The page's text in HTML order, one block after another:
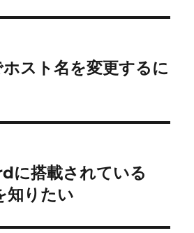
スト名を変更するに
搭載されている
知りたい